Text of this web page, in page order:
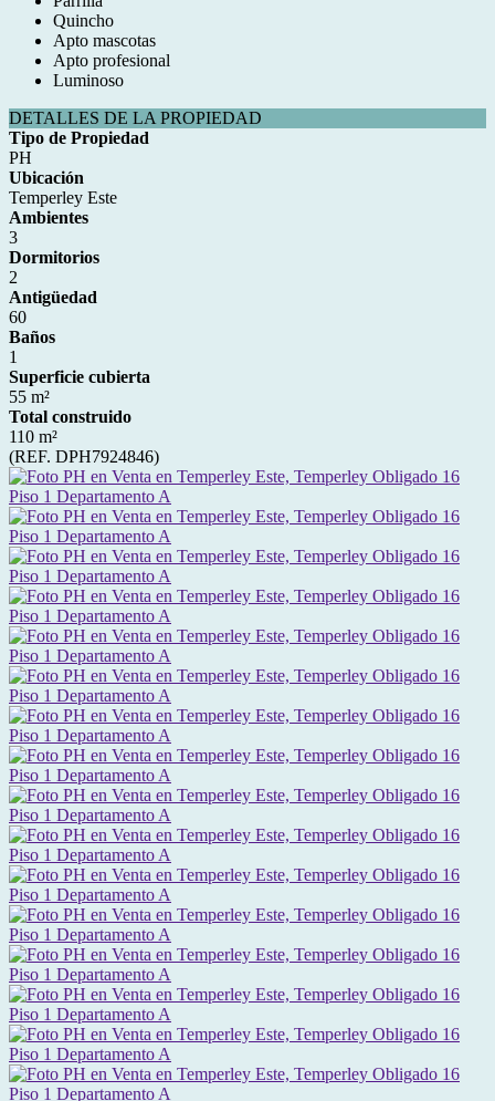
Quincho
Apto mascotas
Apto profesional
Luminoso
DETALLES DE LA PROPIEDAD
Tipo de Propiedad
PH
Ubicación
Temperley Este
Ambientes
3
Dormitorios
2
Antigüedad
60
Baños
1
Superficie cubierta
55 m²
Total construido
110 m²
(REF. DPH7924846)